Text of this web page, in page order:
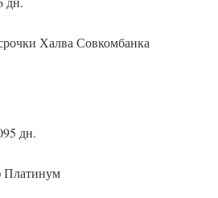
Халва Совкомбанка
дн.
Платинум